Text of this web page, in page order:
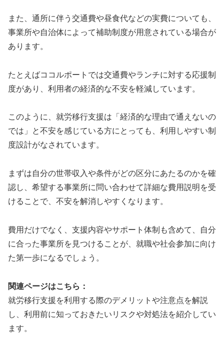
また、通所に伴う交通費や昼食代などの実費についても、
事業所や自治体によって補助制度が用意されている場合が
あります。
たとえばココルポートでは交通費やランチに対する応援制
度があり、利用者の経済的な不安を軽減しています。
このように、就労移行支援は「経済的な理由で通えないの
では」と不安を感じている方にとっても、利用しやすい制
度設計がなされています。
まずは自分の世帯収入や条件がどの区分にあたるのかを確
認し、希望する事業所に問い合わせて詳細な費用説明を受
けることで、不安を解消しやすくなります。
費用だけでなく、支援内容やサポート体制も含めて、自分
に合った事業所を見つけることが、就職や社会参加に向け
た第一歩になるでしょう。
関連ページはこちら：
就労移行支援を利用する際のデメリットや注意点を解説
し、利用前に知っておきたいリスクや対処法を紹介してい
ます。